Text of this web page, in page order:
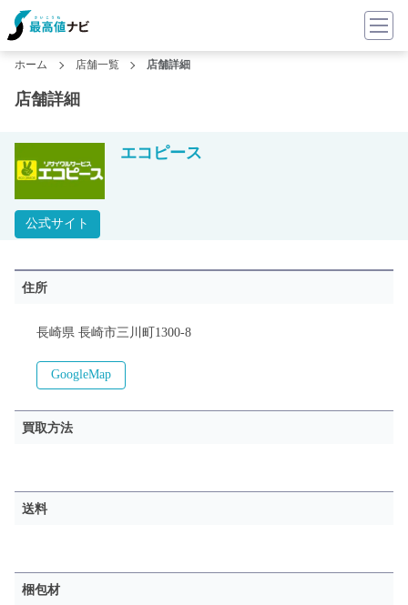
ホーム 店舗一覧 店舗詳細
店舗詳細
公式サイト
エコピース
住所
長崎県 長崎市三川町1300-8
GoogleMap
買取方法
送料
梱包材